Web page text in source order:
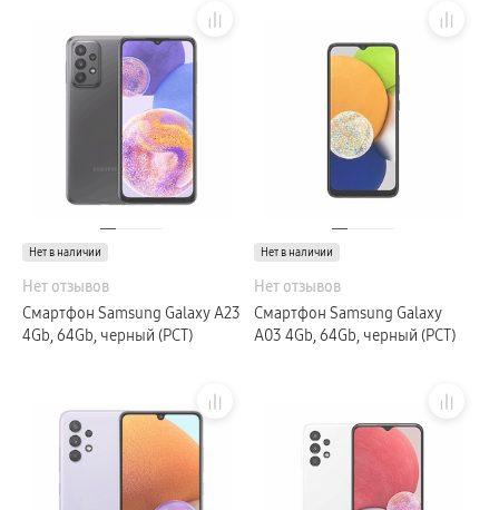
Нет в наличии
Нет отзывов
Смартфон Samsung Galaxy A23
4Gb, 64Gb, черный (РСТ)
Нет в наличии
Нет отзывов
Смартфон Samsung Galaxy
A03 4Gb, 64Gb, черный (РСТ)